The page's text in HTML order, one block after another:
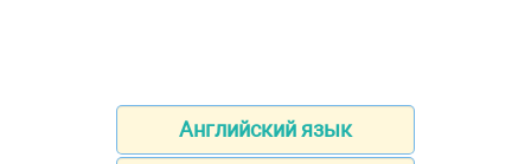
Английский язык